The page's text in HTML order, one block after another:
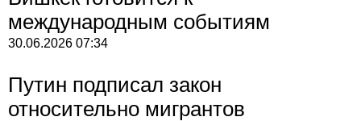
международным событиям
30.06.2026 07:34
Путин подписал закон
относительно мигрантов